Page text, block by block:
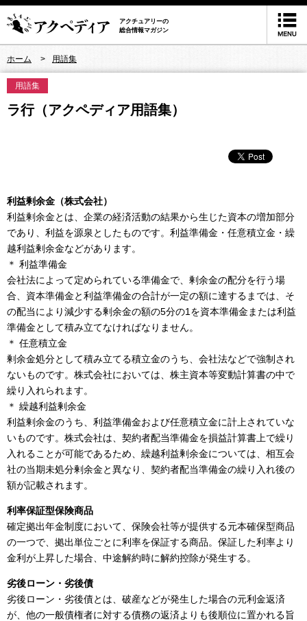
アクチュアリーの
総合情報マガジン
ホーム 用語集
用語集
ラ行（アクペディア用語集）
利益剰余金（株式会社）
利益剰余金とは、企業の経済活動の結果から生じた資本の増加部分
であり、利益を源泉としたものです。利益準備金・任意積立金・繰
越利益剰余金などがあります。
＊ 利益準備金
会社法によって定められている準備金で、剰余金の配分を行う場
合、資本準備金と利益準備金の合計が一定の額に達するまでは、そ
の配当により減少する剰余金の額の5分の1を資本準備金または利益
準備金として積み立てなければなりません。
＊ 任意積立金
剰余金処分として積み立てる積立金のうち、会社法などで強制され
ないものです。株式会社においては、株主資本等変動計算書の中で
繰り入れられます。
＊ 繰越利益剰余金
利益剰余金のうち、利益準備金および任意積立金に計上されていな
いものです。株式会社は、契約者配当準備金を損益計算書上で繰り
入れることが可能であるため、繰越利益剰余金については、相互会
社の当期未処分剰余金と異なり、契約者配当準備金の繰り入れ後の
額が記載されます。
利率保証型保険商品
確定拠出年金制度において、保険会社等が提供する元本確保型商品
の一つで、拠出単位ごとに利率を保証する商品。保証した利率より
金利が上昇した場合、中途解約時に解約控除が発生する。
劣後ローン・劣後債
劣後ローン・劣後債とは、破産などが発生した場合の元利金返済
が、他の一般債権者に対する債務の返済よりも後順位に置かれる旨